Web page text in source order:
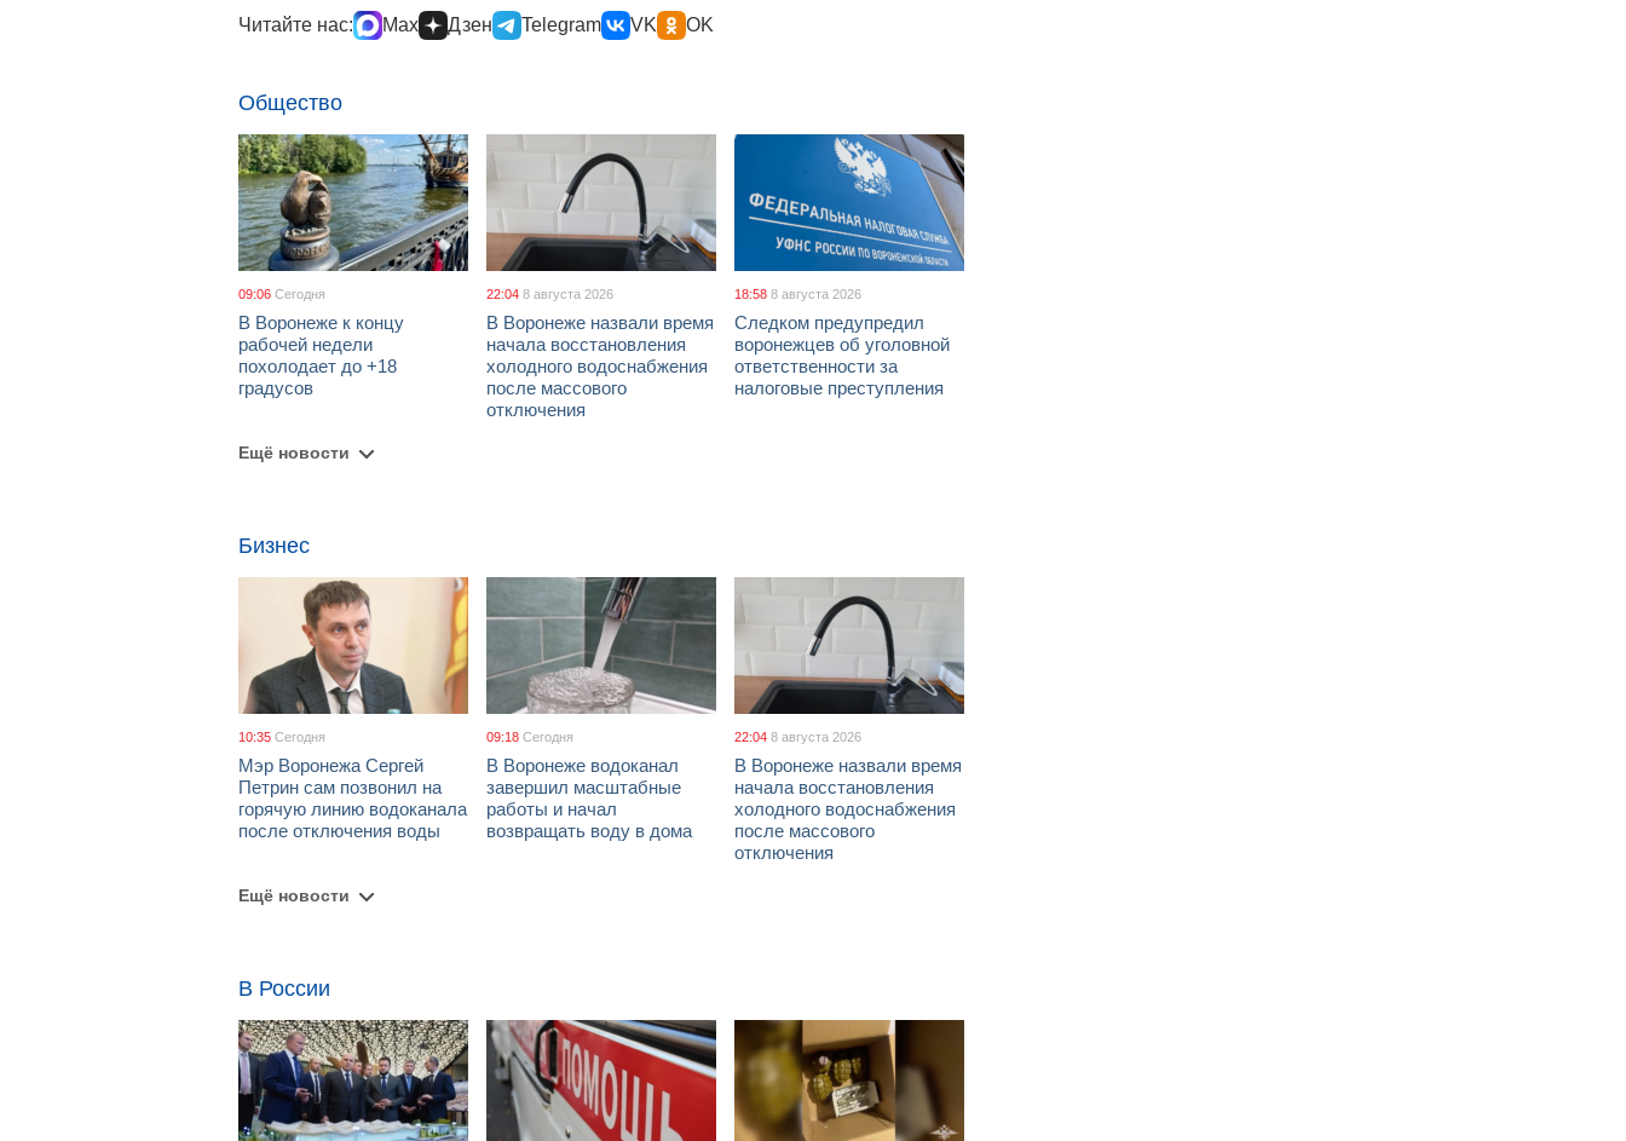
Читайте нас: Max Дзен Telegram VK OK
Общество
09:06 Сегодня
В Воронеже к концу
рабочей недели
похолодает до +18
градусов
22:04 8 августа 2026
В Воронеже назвали время
начала восстановления
холодного водоснабжения
после массового
отключения
18:58 8 августа 2026
Следком предупредил
воронежцев об уголовной
ответственности за
налоговые преступления
Ещё новости
Бизнес
10:35 Сегодня
Мэр Воронежа Сергей
Петрин сам позвонил на
горячую линию водоканала
после отключения воды
09:18 Сегодня
В Воронеже водоканал
завершил масштабные
работы и начал
возвращать воду в дома
22:04 8 августа 2026
В Воронеже назвали время
начала восстановления
холодного водоснабжения
после массового
отключения
Ещё новости
В России